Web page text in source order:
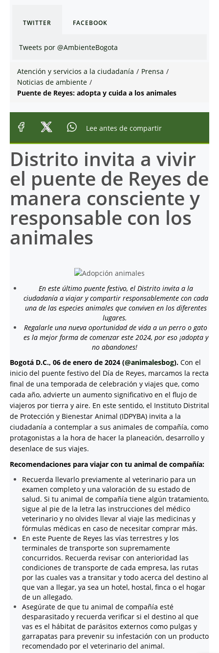
TWITTER FACEBOOK
Tweets por @AmbienteBogota
Atención y servicios a la ciudadanía / Prensa /
Noticias de ambiente /
Puente de Reyes: adopta y cuida a los animales
Lee antes de compartir
Distrito invita a vivir
el puente de Reyes de
manera consciente y
responsable con los
animales
En este último puente festivo, el Distrito invita a la
ciudadanía a viajar y compartir responsablemente con cada
una de las especies animales que conviven en los diferentes
lugares.
Regalarle una nueva oportunidad de vida a un perro o gato
es la mejor forma de comenzar este 2024, por eso ¡adopta y
no abandones!
Bogotá D.C., 06 de enero de 2024 (@animalesbog). Con el
inicio del puente festivo del Día de Reyes, marcamos la recta
final de una temporada de celebración y viajes que, como
cada año, advierte un aumento significativo en el flujo de
viajeros por tierra y aire. En este sentido, el Instituto Distrital
de Protección y Bienestar Animal (IDPYBA) invita a la
ciudadanía a contemplar a sus animales de compañía, como
protagonistas a la hora de hacer la planeación, desarrollo y
desenlace de sus viajes.
Recomendaciones para viajar con tu animal de compañía:
Recuerda llevarlo previamente al veterinario para un
examen completo y una valoración de su estado de
salud. Si tu animal de compañía tiene algún tratamiento,
sigue al pie de la letra las instrucciones del médico
veterinario y no olvides llevar al viaje las medicinas y
fórmulas médicas en caso de necesitar comprar más.
En este Puente de Reyes las vías terrestres y los
terminales de transporte son supremamente
concurridos. Recuerda revisar con anterioridad las
condiciones de transporte de cada empresa, las rutas
por las cuales vas a transitar y todo acerca del destino al
que van a llegar, ya sea un hotel, hostal, finca o el hogar
de un allegado.
Asegúrate de que tu animal de compañía esté
desparasitado y recuerda verificar si el destino al que
vas es el hábitat de parásitos externos como pulgas y
garrapatas para prevenir su infestación con un producto
recomendado por el veterinario del animal.